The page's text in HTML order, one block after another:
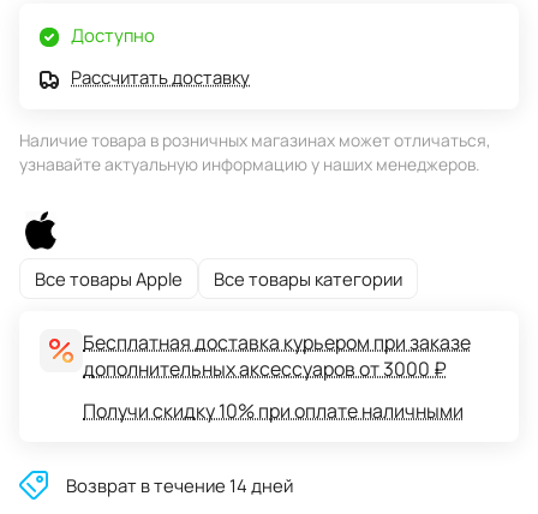
Доступно
Рассчитать доставку
Наличие товара в розничных магазинах может отличаться,
узнавайте актуальную информацию у наших менеджеров.
Все товары Apple Все товары категории
Бесплатная доставка курьером при заказе
дополнительных аксессуаров от 3000 ₽
Получи скидку 10% при оплате наличными
Возврат в течение 14 дней